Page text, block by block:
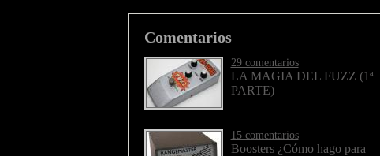
Comentarios
29 comentarios
LA MAGIA DEL FUZZ (1ª
PARTE)
15 comentarios
Boosters ¿Cómo hago para